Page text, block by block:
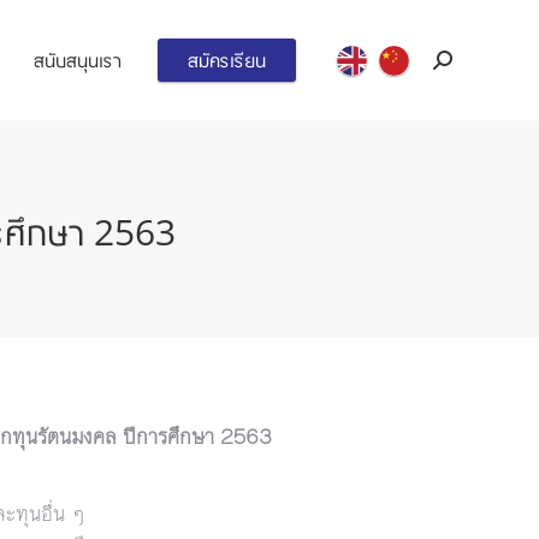
สนับสนุนเรา สมัครเรียน Search:
กษา 2563
ทุนรัตนมงคล ปีการศึกษา 2563
ทุนอื่น ๆ